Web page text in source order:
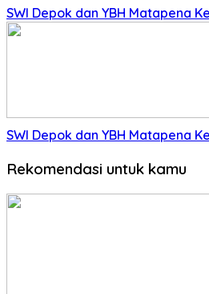
SWI Depok dan YBH Matapena
SWI Depok dan YBH Matapena
Rekomendasi untuk kamu